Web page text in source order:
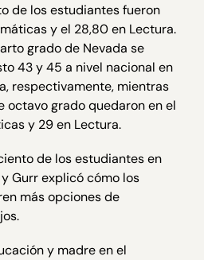
de los estudiantes fueron
y el 28,80 en Lectura.
grado de Nevada se
43 y 45 a nivel nacional en
respectivamente, mientras
octavo grado quedaron en el
y 29 en Lectura.
de los estudiantes en
Gurr explicó cómo los
más opciones de
y madre en el